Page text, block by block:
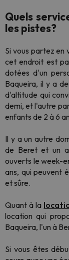
Quels
les pistes?
Si vous partez en
cet endroit est
dotées d'un
Baqueira, il y a
d'altitude qui
demi, et l'autre
enfants de 2 à 6
Il y a un autre
de Beret et un
ouverts le week-
ans, qui peuvent
et sûre.
Quant à la
location qui
Baqueira, l'un à
Si vous êtes